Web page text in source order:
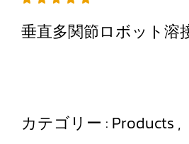
垂直多関節ロボット溶
カテゴリー : Products ,